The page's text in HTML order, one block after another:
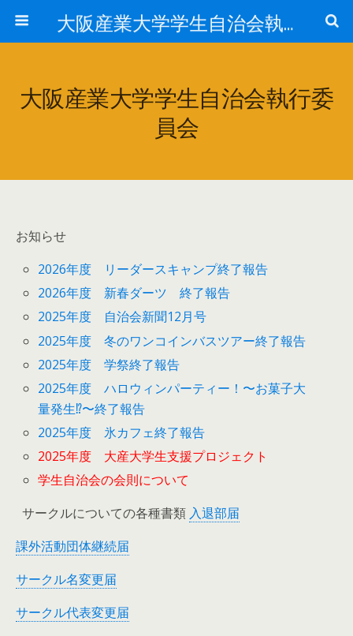
大阪産業大学学生自治会執行委員会
大阪産業大学学生自治会執行委
員会
お知らせ
2026年度 リーダースキャンプ終了報告
2026年度 新春ダーツ 終了報告
2025年度 自治会新聞12月号
2025年度 冬のワンコインバスツアー終了報告
2025年度 学祭終了報告
2025年度 ハロウィンパーティー！〜お菓子大
量発生⁉︎〜終了報告
2025年度 氷カフェ終了報告
2025年度 大産大学生支援プロジェクト
学生自治会の会則について
サークルについての各種書類 入退部届
課外活動団体継続届
サークル名変更届
サークル代表変更届